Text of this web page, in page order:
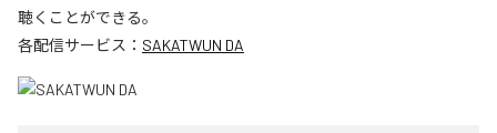
聴くことができる。
各配信サービス： SAKATWUN DA